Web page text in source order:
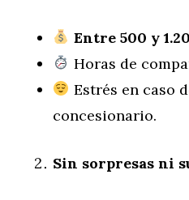
Entre 500 y
Horas de
Estrés en caso
concesionario.
Sin sorpresas ni